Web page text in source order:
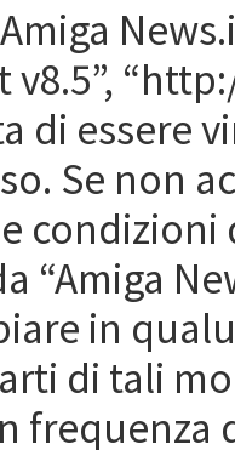
v8.5”,
di essere
Se non
condizioni
“Amiga
in
di tali
frequenza